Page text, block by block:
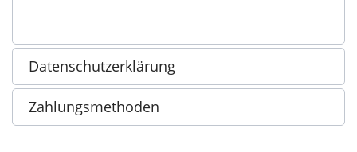
Datenschutzerklärung
Zahlungsmethoden